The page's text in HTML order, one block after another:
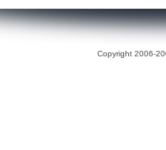
Copyright 2006-